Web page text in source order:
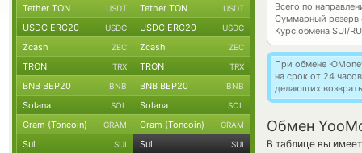
Всего по
Суммарный резерв
Курс обмена SUI/
При обмене
на срок от 24
делающих
Обмен
В таблице вы
Tether TON USDT Tether TON USDT
USDC ERC20 USDC USDC ERC20 USDC
Zcash ZEC Zcash ZEC
TRON TRX TRON TRX
BNB BEP20 BNB BNB BEP20 BNB
Solana SOL Solana SOL
Gram (Toncoin) GRAM Gram (Toncoin) GRAM
Sui SUI Sui SUI